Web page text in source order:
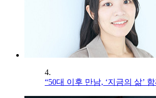
4.
“50대 이후 만남, ‘지금의 삶’